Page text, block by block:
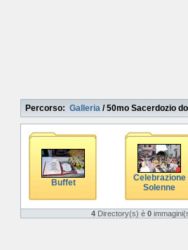
Percorso: Galleria /50mo Sacerdozio
Buffet
Celebrazione
Solenne
4Directory(s) è 0